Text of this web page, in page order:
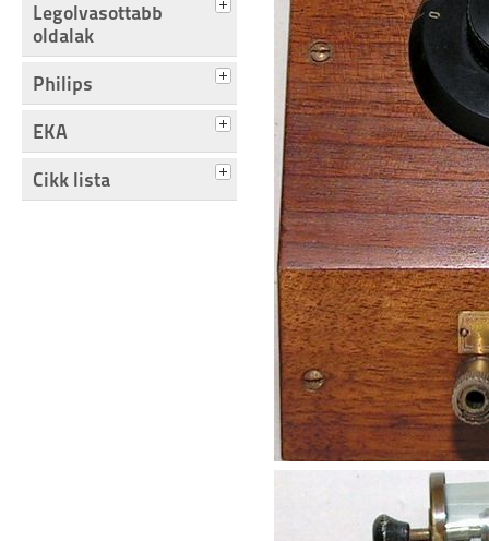
Legolvasottabb
oldalak
Philips
EKA
Cikk lista